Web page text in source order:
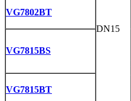
DN15
VG7802BT
VG7815BS
VG7815BT